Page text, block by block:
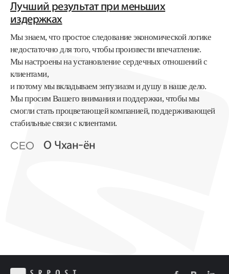
Лучший результат при меньших
издержках
Мы знаем, что простое следование экономической логике
недостаточно для того, чтобы произвести впечатление.
Мы настроены на установление сердечных отношений с
клиентами,
и потому мы вкладываем энтузиазм и душу в наше дело.
Мы просим Вашего внимания и поддержки, чтобы мы
смогли стать процветающей компанией, поддерживающей
стабильные связи с клиентами.
CEO О Чхан-ён